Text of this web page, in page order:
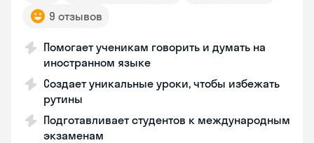
9 отзывов
Помогает ученикам говорить и думать на
иностранном языке
Создает уникальные уроки, чтобы избежать
рутины
Подготавливает студентов к международным
экзаменам